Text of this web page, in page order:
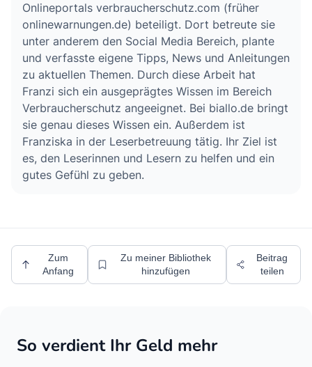
Onlineportals verbraucherschutz.com (früher
onlinewarnungen.de) beteiligt. Dort betreute sie
unter anderem den Social Media Bereich, plante
und verfasste eigene Tipps, News und Anleitungen
zu aktuellen Themen. Durch diese Arbeit hat
Franzi sich ein ausgeprägtes Wissen im Bereich
Verbraucherschutz angeeignet. Bei biallo.de bringt
sie genau dieses Wissen ein. Außerdem ist
Franziska in der Leserbetreuung tätig. Ihr Ziel ist
es, den Leserinnen und Lesern zu helfen und ein
gutes Gefühl zu geben.
Zum
Anfang
Zu meiner Bibliothek
hinzufügen
Beitrag
teilen
So verdient Ihr Geld mehr